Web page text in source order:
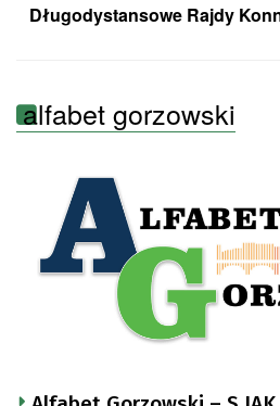
Długodystansowe Rajdy
alfabet gorzowski